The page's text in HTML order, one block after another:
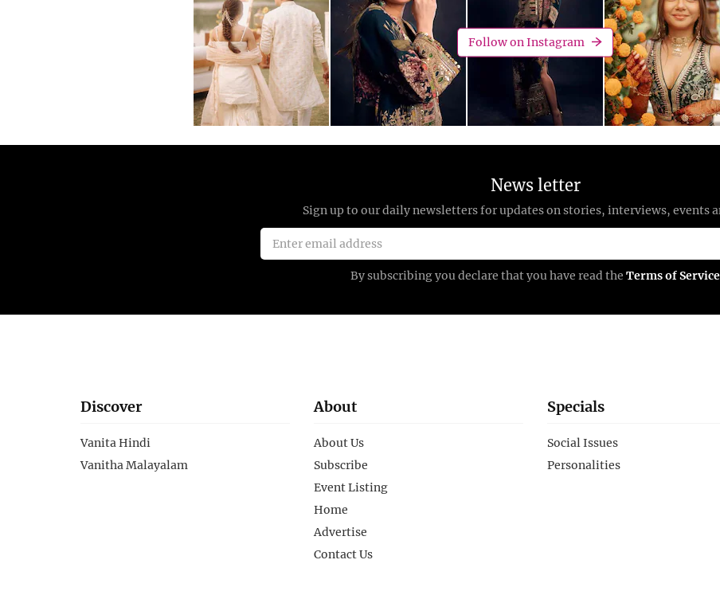
Follow on Instagram
Discover
Vanita Hindi
Vanitha Malayalam
About
About Us
Subscribe
Event Listing
Home
Advertise
Contact Us
Specials
Social Issues
Personalities